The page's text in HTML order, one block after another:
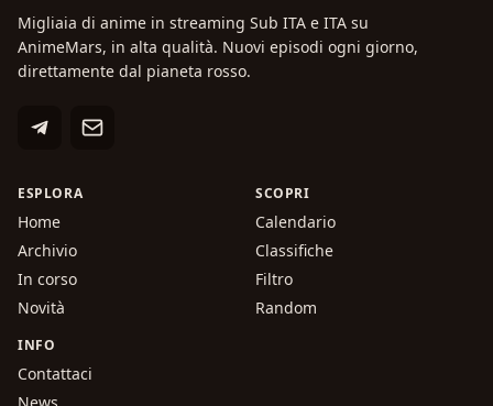
Migliaia di anime in streaming Sub ITA e ITA su
AnimeMars, in alta qualità. Nuovi episodi ogni giorno,
direttamente dal pianeta rosso.
ESPLORA
Home
Archivio
In corso
Novità
SCOPRI
Calendario
Classifiche
Filtro
Random
INFO
Contattaci